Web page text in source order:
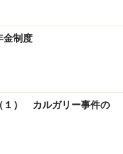
、子どもはこれから
。２人だけの問題
愛」
金制度
１） カルガリー事件の